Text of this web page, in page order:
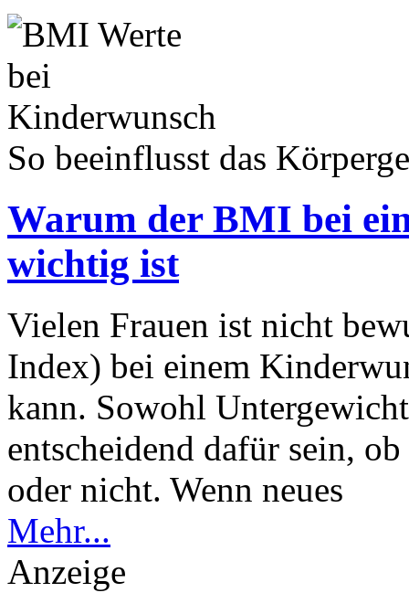
So beeinflusst das
Warum der BMI bei
wichtig ist
Vielen Frauen ist nicht
Index) bei einem
kann. Sowohl
entscheidend dafür sein,
oder nicht. Wenn neues
Mehr...
Anzeige